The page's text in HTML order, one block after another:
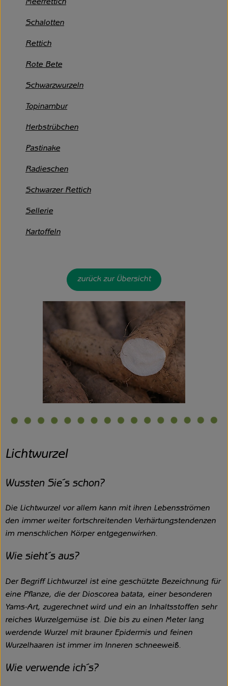
Unsere Hofkiste
Über uns
Neues vom Hof
Meerrettich
Schalotten
Rettich
Rote Bete
Schwarzwurzeln
Topinambur
Herbstrübchen
Pastinake
Radieschen
Schwarzer Rettich
Sellerie
Kartoffeln
zurück zur Übersicht
Lichtwurzel
Wussten Sie´s schon?
Die Lichtwurzel vor allem kann mit ihren Lebensströmen
den immer weiter fortschreitenden Verhärtungstendenzen
im menschlichen Körper entgegenwirken.
Wie sieht´s aus?
Der Begriff Lichtwurzel ist eine geschützte Bezeichnung für
eine Pflanze, die der Dioscorea batata, einer besonderen
Yams-Art, zugerechnet wird und ein an Inhaltsstoffen sehr
reiches Wurzelgemüse ist. Die bis zu einen Meter lang
werdende Wurzel mit brauner Epidermis und feinen
Wurzelhaaren ist immer im Inneren schneeweiß.
Wie verwende ich´s?